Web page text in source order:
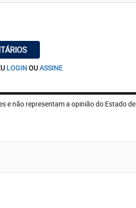
LOGINOUASSINE
e não representam a opinião do Estado de